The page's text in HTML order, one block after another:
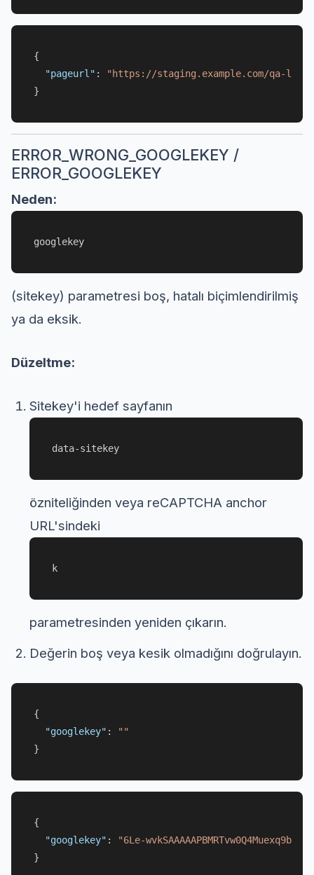
{
"pageurl" :
"https://staging.example.com/qa-
}
ERROR_WRONG_GOOGLEKEY /
ERROR_GOOGLEKEY
Neden:
googlekey
(sitekey) parametresi boş, hatalı biçimlendirilmiş
ya da eksik.
Düzeltme:
Sitekey'i hedef sayfanın
data-sitekey
özniteliğinden veya reCAPTCHA anchor
URL'sindeki
k
parametresinden yeniden çıkarın.
Değerin boş veya kesik olmadığını doğrulayın.
{
"googlekey" :
""
}
{
"googlekey" :
"6Le-
}